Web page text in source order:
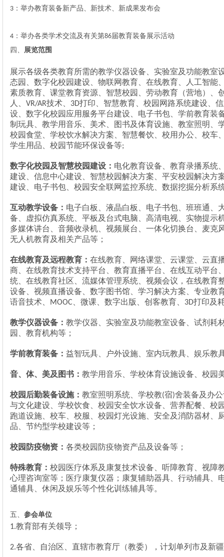
3：举办教育装备新产品、新技术、新成果发布会
4：举办各类学术交流及有关第86届教育装备展示活动
四、 展览范围
展示各级各类教育所需的教学仪器设备、实验室及功能教室
态园、数字化校园建设、 物联网教育、 在线教育、人工智能
素质教育、 课堂教育资源、 智慧校园、劳动教育（营地）、
人、 VR/AR技术、 3D打印、 智慧教育、校园网路系统建设、
设、 数字化校园应用服务平台建设、电子书包、学前教育装
制玩具、教学用音乐、美术、图书及体育设施、 教室照明、
校园食堂、学校饮水解决方案、智慧餐饮、 校用办公、校车
学生用品、 校园节能环保设备等;
数字化校园及智慧校园建设： 电化教育设备、教育录播系统
建设、信息中心建设、智慧校园解决方案、平安校园解决方
建设、电子书包、校园安全联网监控系统、数据挖掘分析系
互动教学设备： 电子白板、液晶白板、电子书包、班班通、
备、虚拟仿真系统、平板及台式电脑、高清电视、实物提示
多媒体讲台、音频收录机、视频展台、一体化切换台、麦克
无人机教育及相关产品等；
在线教育及远程教育： 在线教育、网络课堂、云课堂、云直
商、在线教育技术支持平台、教育直播平台、在线互动平台
统、在线教育社区、流媒体管理系统、视频会议，在线教育
设备、视频直播设备、数字图书馆、学习解决方案、专业教
语音技术、
MOOC 、微课、数字出版、创客教育、 3D打印及
教学仪器设备： 教学仪器、实验室及功能教室设备、试剂耗
园、教育机构等；
学前教育装备： 益智玩具、户外设施、室内玩教具、娱乐教
音、体、美及图书： 教学用音乐、 学校体育设施设备、校园
校园 后勤装备设施： 教室照明系统、学校教(宿)舍装备及办
与文化建设 、学校饮食、 校园安全饮水设备、 营养配餐、校
跑道设施、校车、校服、校园灯光设施、安全及消防器材、
品
节约型学校建设等；
校园防疫物资： 各类校园防疫物资产品及设备等；
特殊教育： 校园医疗体系及康复技术设备、听障教育、视障
心理咨询室等；医疗康复仪器；康复辅助器具、行动辅具、
通辅具、休闲及娱乐等个性化训练辅具等。
五、 参会单位
1.教育部有关领导；
2.各省、自治区、直辖市教育厅（教委），计划单列市及新